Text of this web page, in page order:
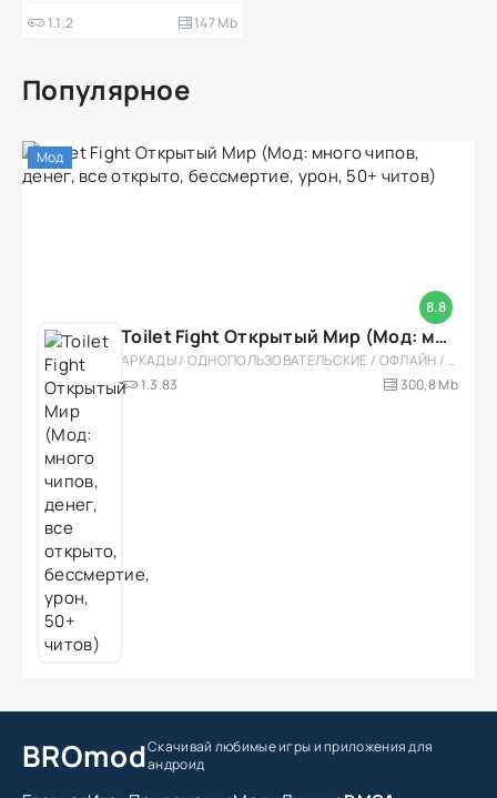
1.1.2 147 Mb
Популярное
8.8
Мод
Toilet Fight Открытый Мир (Мод: много чипов, денег, все открыто, бессмертие, урон, 50+ читов)
АРКАДЫ / ОДНОПОЛЬЗОВАТЕЛЬСКИЕ / ОФЛАЙН / МОД / РОЛЕВЫЕ / ШУТЕРЫ / ОТКРЫТЫЙ МИР / ВСТРОЕННЫЙ КЕШ / 3D / ЭКШЕНЫ / ТУАЛЕТНЫЕ ВОЙНЫ / ДЛЯ ДЕТЕЙ
1.3.83
300,8 Mb
BROmodСкачивай любимые игрыи приложения для
андроид